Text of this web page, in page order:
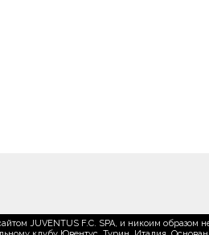
JUVENTUS F.C. SPA, и никоим образом